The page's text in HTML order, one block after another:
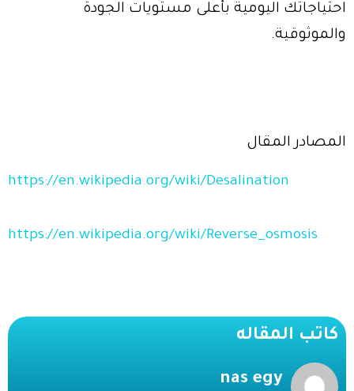
احتياجاتك اليومية بأعلى مستويات الجودة
والموثوقية.
المصادر المقال
https://en.wikipedia.org/wiki/Desalination
https://en.wikipedia.org/wiki/Reverse_osmosis
كاتب المقاله
nas egy